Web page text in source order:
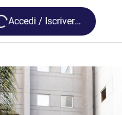
Loading...
Accedi / Iscriversi